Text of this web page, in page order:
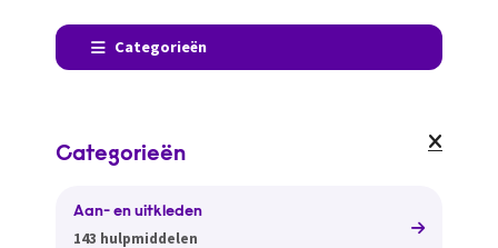
Categorieën
Categorieën
Aan- en uitkleden
143 hulpmiddelen